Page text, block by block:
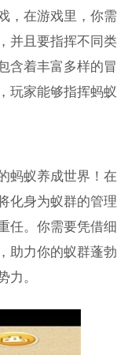
，在游戏里，你需
并且要指挥不同类
含着丰富多样的冒
玩家能够指挥蚂蚁
蚂蚁养成世界！在
化身为蚁群的管理
任。你需要凭借细
助力你的蚁群蓬勃
力。